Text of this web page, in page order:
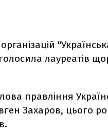
лауреатів
правління
Захаров, цього